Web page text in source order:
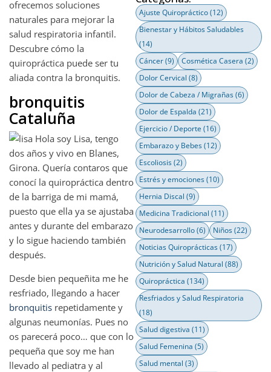
ofrecemos soluciones
naturales para mejorar la
salud respiratoria infantil.
Descubre cómo la
quiropráctica puede ser tu
aliada contra la bronquitis.
bronquitis
Cataluña
Hola soy Lisa, tengo
dos años y vivo en Blanes,
Girona. Quería contaros que
conocí la quiropráctica dentro
de la barriga de mi mamá,
puesto que ella ya se ajustaba
antes y durante del embarazo
y lo sigue haciendo también
después.
Desde bien pequeñita me he
resfriado, llegando a hacer
bronquitis repetidamente y
algunas neumonías. Pues no
os parecerá poco… que con lo
pequeña que soy me han
llevado al pediatra y al
Ajuste Quiropráctico(12)
Bienestar y Hábitos Saludables
(14)
Cáncer(9) Cosmética Casera (2)
Dolor Cervical (8)
Dolor de Cabeza / Migrañas(6)
Dolor de Espalda (21)
Ejercicio / Deporte (16)
Embarazo y Bebes(12)
Escoliosis(2)
Estrés y emociones(10)
Hernia Discal (9)
Medicina Tradicional (11)
Neurodesarrollo(6) Niños(22)
Noticias Quiroprácticas(17)
Nutrición y Salud Natural (88)
Quiropráctica (134)
Resfriados y Salud Respiratoria
(18)
Salud digestiva (11)
Salud Femenina (5)
Salud mental (3)